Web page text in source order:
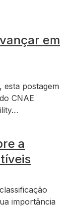
em
postagem
CNAE
a
importância